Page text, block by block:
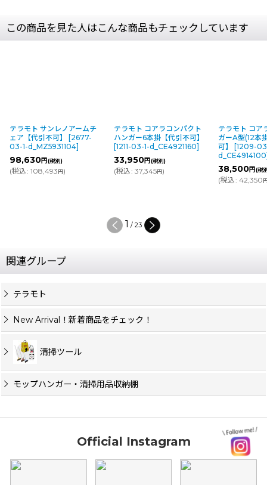
この商品を見た人はこんな商品もチェックしています
テラモト サンレノアームチ
ェア【代引不可】
[2677-
03-1-d_MZ5931104]
98,630円(税別)
(税込: 108,493円)
テラモト コアラコンパクト
ハンガー6本掛【代引不可】
[1211-03-1-d_CE4921160]
33,950円(税別)
(税込: 37,345円)
テラモト コア
ガーA型(12本
可】
[1209-
d_CE4914100
38,500円(税
(税込: 42,350
1 / 23
関連グループ
テラモト
New Arrival！新着商品をチェック！
清掃ツール
モップハンガー・清掃用品収納棚
Official Instagram